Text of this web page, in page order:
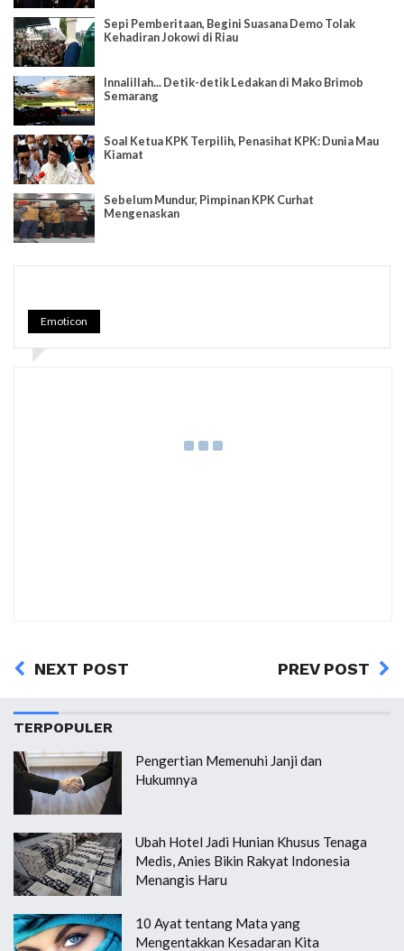
Sepi Pemberitaan, Begini Suasana Demo Tolak
Kehadiran Jokowi di Riau
Innalillah... Detik-detik Ledakan di Mako Brimob
Semarang
Soal Ketua KPK Terpilih, Penasihat KPK: Dunia Mau
Kiamat
Sebelum Mundur, Pimpinan KPK Curhat
Mengenaskan
Emoticon
NEXT POST PREV POST
TERPOPULER
Pengertian Memenuhi Janji dan
Hukumnya
Ubah Hotel Jadi Hunian Khusus Tenaga
Medis, Anies Bikin Rakyat Indonesia
Menangis Haru
10 Ayat tentang Mata yang
Mengentakkan Kesadaran Kita